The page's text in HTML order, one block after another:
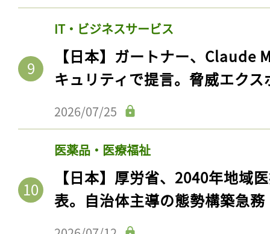
IT・ビジネスサービス
【日本】ガートナー、Claude
キュリティで提言。脅威エク
2026/07/25
医薬品・医療福祉
【日本】厚労省、2040年地域
表。自治体主導の態勢構築急務
記事をお気に入りに
ログインが必